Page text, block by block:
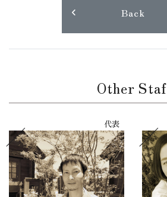
Back
Other
代表